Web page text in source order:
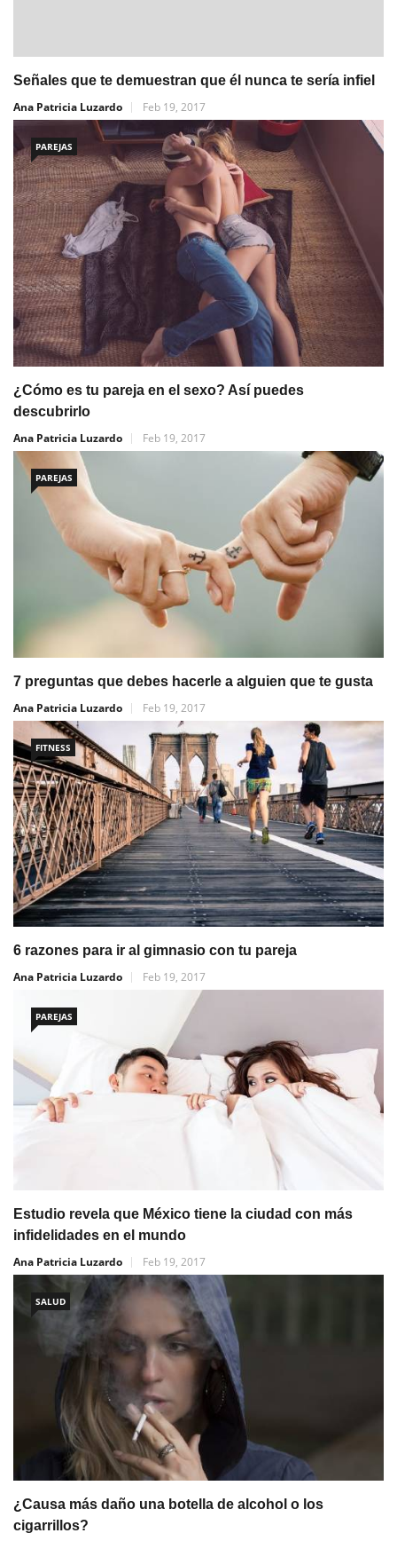
Señales que te demuestran que él nunca te sería infiel
Ana Patricia Luzardo
Feb 19, 2017
PAREJAS
¿Cómo es tu pareja en el sexo? Así puedes
descubrirlo
Ana Patricia Luzardo
Feb 19, 2017
PAREJAS
7 preguntas que debes hacerle a alguien que te gusta
Ana Patricia Luzardo
Feb 19, 2017
FITNESS
6 razones para ir al gimnasio con tu pareja
Ana Patricia Luzardo
Feb 19, 2017
PAREJAS
Estudio revela que México tiene la ciudad con más
infidelidades en el mundo
Ana Patricia Luzardo
Feb 19, 2017
SALUD
¿Causa más daño una botella de alcohol o los
cigarrillos?